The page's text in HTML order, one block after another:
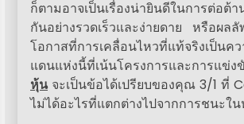
ก็ตามอาจเป็นเรื่องน่ายินดีในการต่อ
กันอย่างรวดเร็วและง่ายดาย หรือผ
โอกาสที่การเคลื่อนไหวที่แท้จริงเป็น
แดนแห่งนี้ที่เน้นโครงการและการแข่
หุ้นจะเป็นข้อได้เปรียบของคุณ 3/1 ที่
ไม่ได้อะไรที่แตกต่างไปจากการชนะใ